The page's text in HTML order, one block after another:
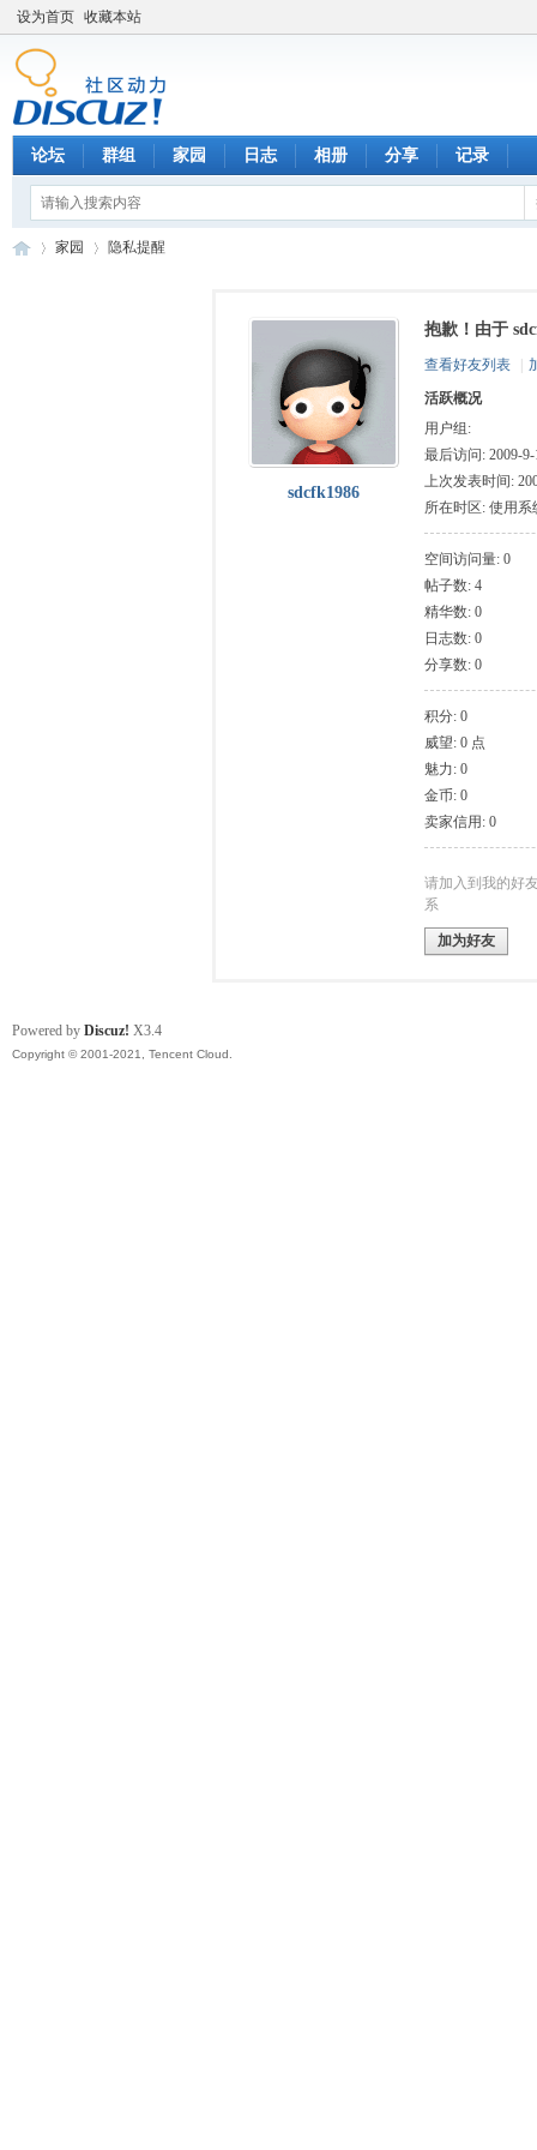
设为首页 收藏本站
论坛 群组 家园 日志 相册 分享 记录
家园 隐私提醒
sdcfk1986
抱歉！由于
查看好友列表
活跃概况
用户组:
最后访问: 2009-9-
上次发表时间:
所在时区: 使用系
空间访问量: 0
帖子数: 4
精华数: 0
日志数: 0
分享数: 0
积分: 0
威望: 0 点
魅力: 0
金币: 0
卖家信用: 0
请加入到我的好
系
加为好友
Powered by Discuz! X3.4
Copyright © 2001-2021, Tencent Cloud.